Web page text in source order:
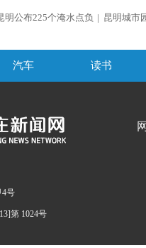
明公布225个淹水点负 | 昆明城市
汽车 读书
4号
第 1024号